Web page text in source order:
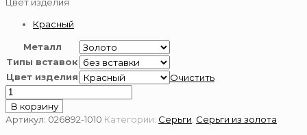
Красный
Металл
Типы вставок
Цвет изделия
Очистить
Количество
товара
Серьги
В корзину
Артикул: 026892-1010 Категории: Серьги Серьги из золота